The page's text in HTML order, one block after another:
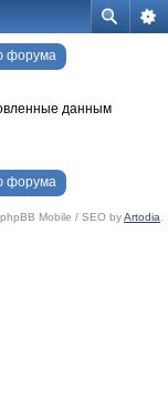
форума
данным
форума
phpBB Mobile / SEO byArtodia